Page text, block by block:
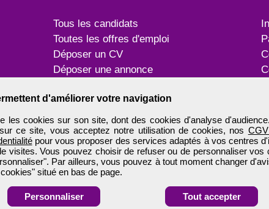
d'améliorer votre navigation
les cookies sur son site, dont des cookies d'analyse
ce site, vous acceptez notre utilisation de cookies, nos
pour vous proposer des services adaptés à vos centres
visites. Vous pouvez choisir de refuser ou de personnaliser vos
Par ailleurs, vous pouvez à tout moment changer
situé en bas de page.
Personnaliser Tout accepter
Tous les candidats
Toutes les offres d'emploi
Déposer un CV
Déposer une annonce